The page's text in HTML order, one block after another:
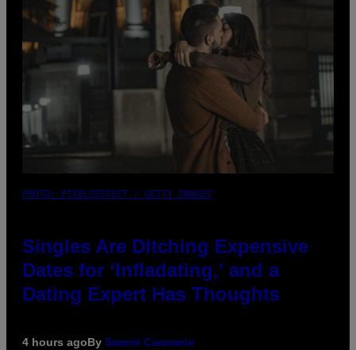
PHOTO: PIXELSEFFECT / GETTY IMAGES
Singles Are Ditching Expensive
Dates for ‘Infladating,’ and a
Dating Expert Has Thoughts
4 hours agoBy Sammi Caramela